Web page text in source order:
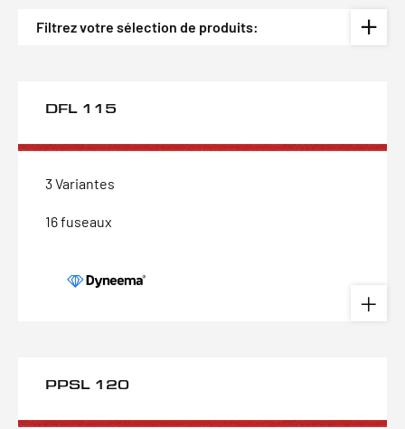
Filtrez votre sélection de produits:
DFL 115
3 Variantes
16 fuseaux
PPSL 120